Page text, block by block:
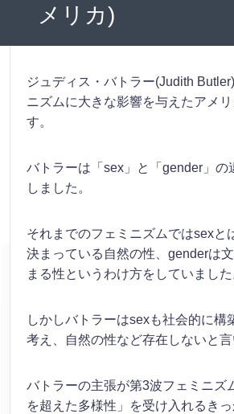
メリカ)
ジュディス・バトラー(Judith
ニズムに大きな影響を与えたアメ
す。
バトラーは「sex」と「gender」の
しました。
それまでのフェミニズムではsexと
決まっている自然の性、genderは
まる性というわけ方をしていました
しかしバトラーはsexも社会的に構
考え、自然の性など存在しないと言
バトラーの主張が第3波フェミニズ
を超えた多様性」を受け入れるき